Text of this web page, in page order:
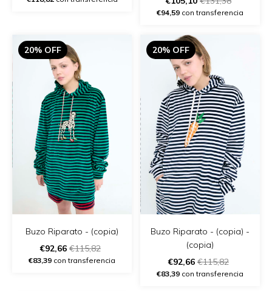
€94,59 con transferencia
20% OFF
Buzo Riparato - (copia)
€92,66 €115,82
€83,39 con transferencia
20% OFF
Buzo Riparato - (copia) -
(copia)
€92,66 €115,82
€83,39 con transferencia